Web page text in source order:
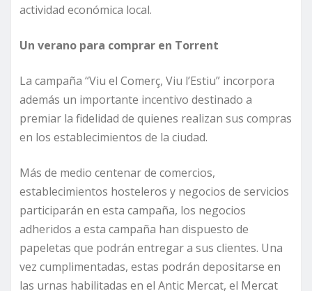
actividad económica local.
Un verano para comprar en Torrent
La campaña “Viu el Comerç, Viu l’Estiu” incorpora
además un importante incentivo destinado a
premiar la fidelidad de quienes realizan sus compras
en los establecimientos de la ciudad.
Más de medio centenar de comercios,
establecimientos hosteleros y negocios de servicios
participarán en esta campaña, los negocios
adheridos a esta campaña han dispuesto de
papeletas que podrán entregar a sus clientes. Una
vez cumplimentadas, estas podrán depositarse en
las urnas habilitadas en el Antic Mercat, el Mercat